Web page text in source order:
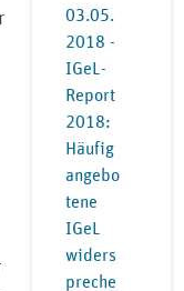
03.05.
2018 -
IGeL-
Report
2018:
Häufig
angebo
tene
IGeL
widers
preche